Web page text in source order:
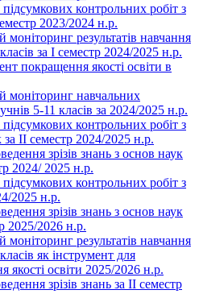
підсумкових контрольних робіт з
2023/2024 н.р.
моніторинг результатів навчання
за І семестр 2024/2025 н.р.
покращення якості освіти в
моніторинг навчальних
5-11 класів за 2024/2025 н.р.
підсумкових контрольних робіт з
ІІ семестр 2024/2025 н.р.
зрізів знань з основ наук
2024/ 2025 н.р.
підсумкових контрольних робіт з
2025 н.р.
зрізів знань з основ наук
2025/2026 н.р.
моніторинг результатів навчання
як інструмент для
якості освіти 2025/2026 н.р.
зрізів знань за ІІ семестр